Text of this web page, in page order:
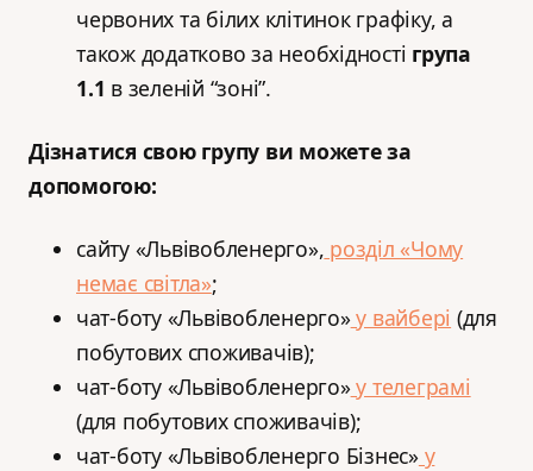
червоних та білих клітинок графіку, а
також додатково за необхідності група
1.1 в зеленій “зоні”.
Дізнатися свою групу ви можете за
допомогою:
сайту «Львівобленерго», розділ «Чому
немає світла»;
️чат-боту «Львівобленерго»у вайбері (для
побутових споживачів);
️чат-боту «Львівобленерго»у телеграмі
(для побутових споживачів);
️чат-боту «Львівобленерго Бізнес»у